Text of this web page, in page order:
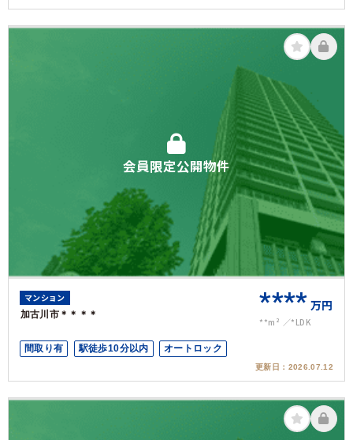
会員限定公開物件
マンション
加古川市＊＊＊＊ **** 万円
**m² *LDK
間取り有 駅徒歩10分以内 オートロック
更新日： 2026.07.12